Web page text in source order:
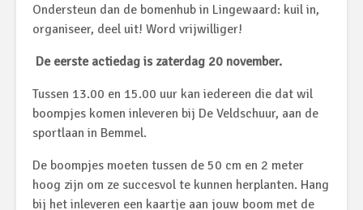
Ondersteun dan de bomenhub in Lingewaard: kuil in,
organiseer, deel uit! Word vrijwilliger!
De eerste actiedag is zaterdag 20 november.
Tussen 13.00 en 15.00 uur kan iedereen die dat wil
boompjes komen inleveren bij De Veldschuur, aan de
sportlaan in Bemmel.
De boompjes moeten tussen de 50 cm en 2 meter
hoog zijn om ze succesvol te kunnen herplanten. Hang
bij het inleveren een kaartje aan jouw boom met de